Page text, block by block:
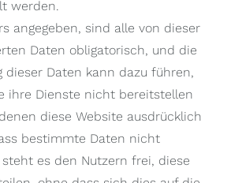
werden.
angegeben, sind alle von dieser
Daten obligatorisch, und die
dieser Daten kann dazu führen,
ihre Dienste nicht bereitstellen
diese Website ausdrücklich
bestimmte Daten nicht
es den Nutzern frei, diese